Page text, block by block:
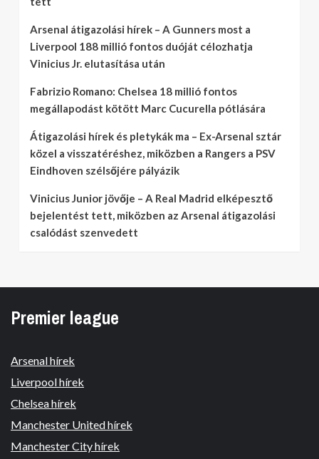
Arsenal átigazolási hírek – A Gunners most a
Liverpool 188 millió fontos duóját célozhatja
Vinicius Jr. elutasítása után
Fabrizio Romano: Chelsea 18 millió fontos
megállapodást kötött Marc Cucurella pótlására
Átigazolási hírek és pletykák ma – Ex-Arsenal sztár
közel a visszatéréshez, miközben a Rangers a PSV
Eindhoven szélsőjére pályázik
Vinicius Junior jövője – A Real Madrid elképesztő
bejelentést tett, miközben az Arsenal átigazolási
csalódást szenvedett
Premier league
Arsenal hírek
Liverpool hírek
Chelsea hírek
Manchester United hírek
Manchester City hírek